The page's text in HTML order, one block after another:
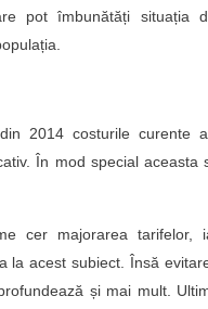
instituțiilor
pot îmbunătăți situația
2014 costurile curente
În mod special aceasta
cer majorarea tarifelor,
la acest subiect. Însă
și mai mult.